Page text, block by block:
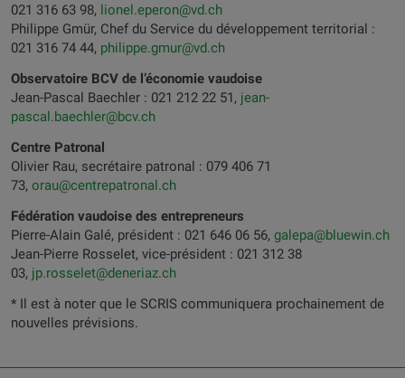
021 316 63 98, lionel.eperon@vd.ch
Philippe Gmür, Chef du Service du développement territorial :
021 316 74 44, philippe.gmur@vd.ch
Observatoire BCV de l’économie vaudoise
Jean-Pascal Baechler : 021 212 22 51, jean-
pascal.baechler@bcv.ch
Centre Patronal
Olivier Rau, secrétaire patronal : 079 406 71
73, orau@centrepatronal.ch
Fédération vaudoise des entrepreneurs
Pierre-Alain Galé, président : 021 646 06 56, galepa@bluewin.ch
Jean-Pierre Rosselet, vice-président : 021 312 38
03, jp.rosselet@deneriaz.ch
* Il est à noter que le SCRIS communiquera prochainement de
nouvelles prévisions.